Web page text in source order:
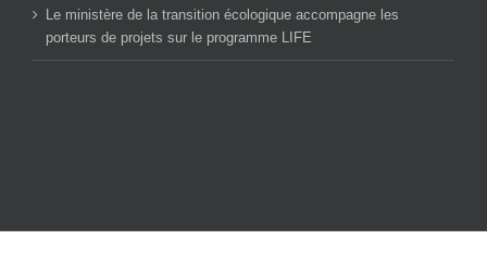
Le ministère de la transition écologique accompagne les
porteurs de projets sur le programme LIFE